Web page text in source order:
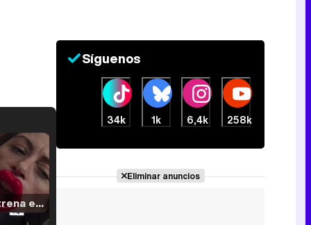
Filmin estrena el tráiler de 'Millennial Mal', su nueva comedia universitaria de la mano de Lorena Iglesias
Síguenos
34k 1k 6,4k 258k
Eliminar anuncios